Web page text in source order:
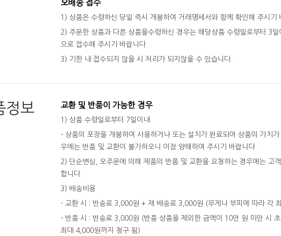
오배송 접수
1) 상품은 수령하신 당일 즉시 개봉하여 거래명세서와 함께 확인해 주시기
2) 주문한 상품과 다른 상품을수령하신 경우는 해당상품 수령일로부터 3
으로 접수해 주시기 바랍니다.
3) 기한 내 접수되지 않을 시 처리가 되지않을 수 있습니다.
정보 교환 및 반품이 가능한 경우
1) 상품 수령일로부터 7일이내
- 상품의 포장을 개봉하여 사용하거나 또는 설치가 완료되어 상품의 가치
우에는 반품 및 교환이 불가하오니 이점 양해하여 주시기 바랍니다.
2) 단순변심, 오주문에 의해 제품의 반품 및 교환을 요청하는 경우에는 고
합니다.
3) 배송비용
- 교환 시 : 반송료 3,000원 + 재 배송료 3,000원 (무게나 부피에 따라 각
- 반품 시 : 반송료 3,000원 (반품 상품을 제외한 금액이 10만 원 미만 시
최대 4,000원까지 청구 됨)